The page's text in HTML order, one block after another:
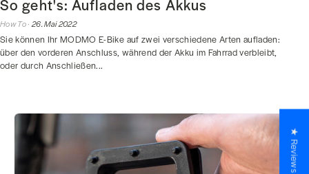
So geht's: Aufladen des Akkus
How To ·26. Mai 2022
Sie können Ihr MODMO E-Bike auf zwei verschiedene Arten aufladen:
über den vorderen Anschluss, während der Akku im Fahrrad verbleibt,
oder durch Anschließen...
★ Reviews